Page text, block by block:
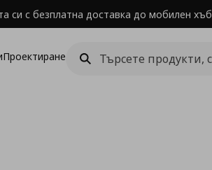
си с безплатна доставка до мобилен хъб
Проектиране